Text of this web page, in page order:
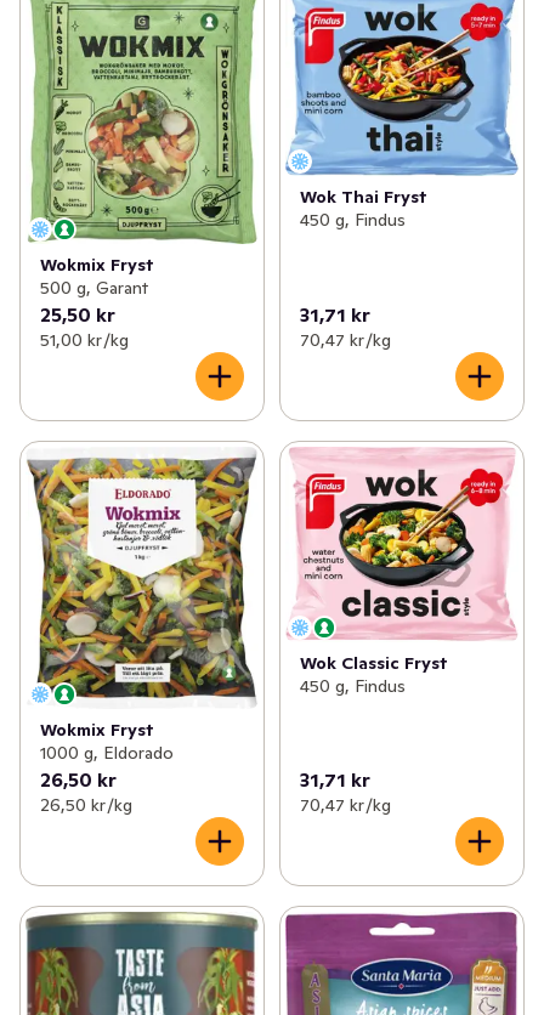
Wokmix Fryst
500 g, Garant
25,50 kr
51,00 kr /kg
Wok Thai Fryst
450 g, Findus
31,71 kr
70,47 kr /kg
Wokmix Fryst
1000 g, Eldorado
26,50 kr
26,50 kr /kg
Wok Classic Fryst
450 g, Findus
31,71 kr
70,47 kr /kg